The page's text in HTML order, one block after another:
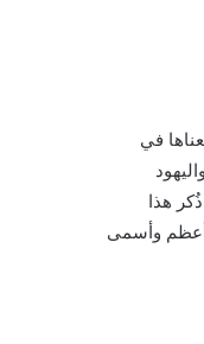
في
هذا
أعظم وأسمى